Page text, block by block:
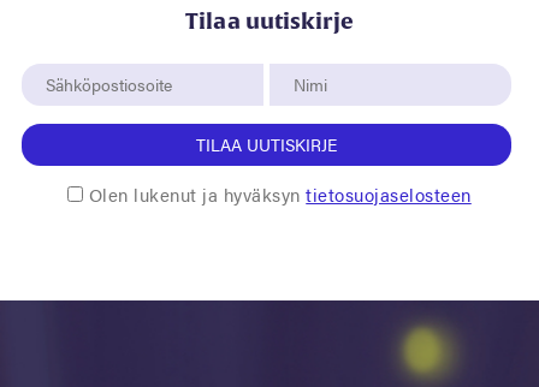
Tilaa uutiskirje
TILAA UUTISKIRJE
Olen lukenut ja hyväksyntietosuojaselosteen